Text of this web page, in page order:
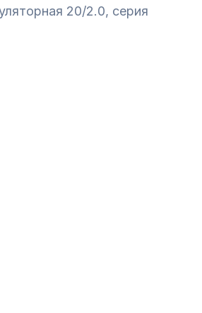
20/2.0, серия